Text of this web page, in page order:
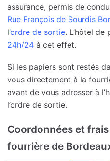
assurance, permis de
Rue François de Sourdis
l’ordre de sortie. L’hôtel de
24h/24 à cet effet.
Si les papiers sont restés
vous directement à la
avant de vous adresser à
l’ordre de sortie.
Coordonnées et
fourrière de